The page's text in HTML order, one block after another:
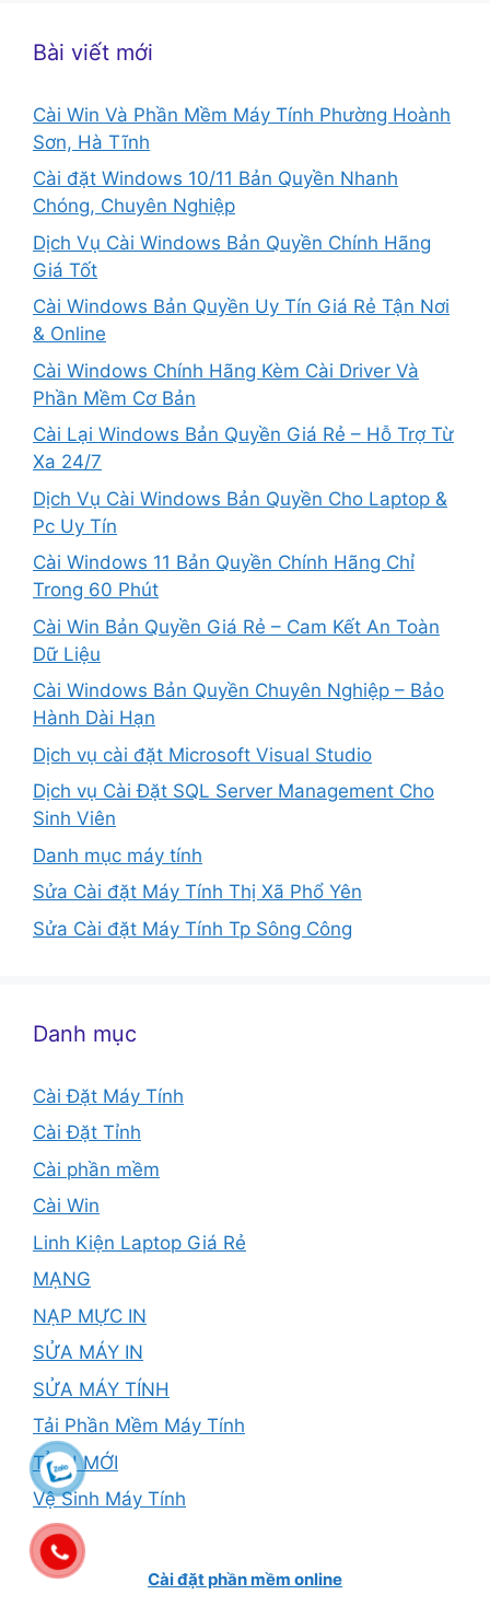
Bài viết mới
Cài Win Và Phần Mềm Máy Tính Phường Hoành
Sơn, Hà Tĩnh
Cài đặt Windows 10/11 Bản Quyền Nhanh
Chóng, Chuyên Nghiệp
Dịch Vụ Cài Windows Bản Quyền Chính Hãng
Giá Tốt
Cài Windows Bản Quyền Uy Tín Giá Rẻ Tận Nơi
& Online
Cài Windows Chính Hãng Kèm Cài Driver Và
Phần Mềm Cơ Bản
Cài Lại Windows Bản Quyền Giá Rẻ – Hỗ Trợ Từ
Xa 24/7
Dịch Vụ Cài Windows Bản Quyền Cho Laptop &
Pc Uy Tín
Cài Windows 11 Bản Quyền Chính Hãng Chỉ
Trong 60 Phút
Cài Win Bản Quyền Giá Rẻ – Cam Kết An Toàn
Dữ Liệu
Cài Windows Bản Quyền Chuyên Nghiệp – Bảo
Hành Dài Hạn
Dịch vụ cài đặt Microsoft Visual Studio
Dịch vụ Cài Đặt SQL Server Management Cho
Sinh Viên
Danh mục máy tính
Sửa Cài đặt Máy Tính Thị Xã Phổ Yên
Sửa Cài đặt Máy Tính Tp Sông Công
Danh mục
Cài Đặt Máy Tính
Cài Đặt Tỉnh
Cài phần mềm
Cài Win
Linh Kiện Laptop Giá Rẻ
MẠNG
NẠP MỰC IN
SỬA MÁY IN
SỬA MÁY TÍNH
Tải Phần Mềm Máy Tính
TỈNH MỚI
Vệ Sinh Máy Tính
Cài đặt phần mềm online